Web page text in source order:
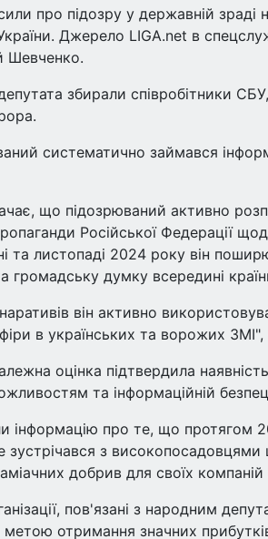
про підозру у державній
Джерело LIGA.net в
Шевченко.
збирали співробітники
систематично займався
що підозрюваний активно
Російської Федерації
та листопаді 2024 року він
думку всередині
він активно
в українських та ворожих
оцінка підтвердила
та інформаційній
інформацію про те, що протягом
зустрічався з високопосадовцями
добрив для своїх
пов'язані з народним
отримання значних